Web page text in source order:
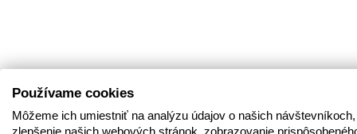
Používame cookies
Môžeme ich umiestniť na analýzu údajov o našich
zlepšenie našich webových stránok, zobrazovanie